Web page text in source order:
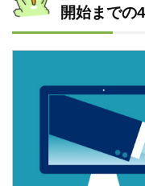
開始までの